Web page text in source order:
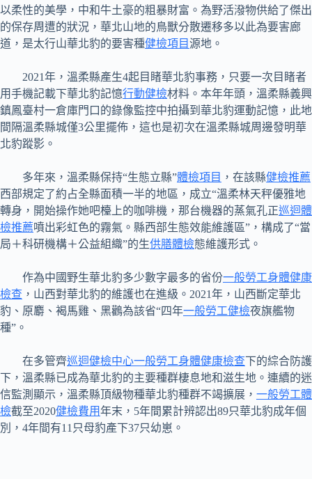
以柔性的美學，中和牛土豪的粗暴財富。為野活潑物供給了傑出
的保存周遭的狀況，華北山地的鳥獸分散遷移多以此為要害廊
道，是太行山華北豹的要害種健檢項目源地。
2021年，溫柔縣產生4起目睹華北豹事務，只要一次目睹者
用手機記載下華北豹記憶行動健檢材料。本年年頭，溫柔縣義興
鎮鳳臺村一倉庫門口的錄像監控中拍攝到華北豹運動記憶，此地
間隔溫柔縣城僅3公里擺佈，這也是初次在溫柔縣城周邊發明華
北豹蹤影。
多年來，溫柔縣保持“生態立縣”體檢項目 ，在該縣健檢推薦
西部規定了約占全縣面積一半的地區，成立“溫柔林天秤優雅地
轉身，開始操作她吧檯上的咖啡機，那台機器的蒸氣孔正巡迴體
檢推薦噴出彩虹色的霧氣。縣西部生態效能維護區”，構成了“當
局＋科研機構＋公益組織”的生供膳體檢態維護形式。
作為中國野生華北豹多少數字最多的省份一般勞工身體健康
檢查 ，山西對華北豹的維護也在進級。2021年，山西斷定華北
豹、原麝、褐馬雞、黑鸛為該省“四年一般勞工健檢夜旗艦物
種”。
在多管齊巡迴健檢中心一般勞工身體健康檢查下的綜合防護
下，溫柔縣已成為華北豹的主要種群棲息地和滋生地。連續的迷
信監測顯示，溫柔縣頂級物種華北豹種群不竭擴展， 一般勞工體
檢截至2020健檢費用年末，5年間累計辨認出89只華北豹成年個
別，4年間有11只母豹產下37只幼崽。